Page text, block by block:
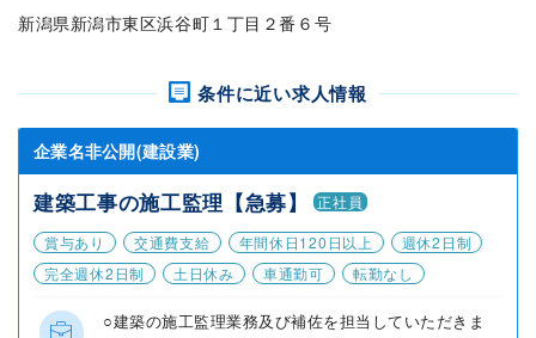
新潟県新潟市東区浜谷町１丁目２番６号
条件に近い求人情報
企業名非公開(建設業)
建築工事の施工監理【急募】
正社員
賞与あり
交通費支給 年間休日120日以上
週休2日制
完全週休2日制
土日休み 車通勤可 転勤なし
○建築の施工監理業務及び補佐を担当していただきま